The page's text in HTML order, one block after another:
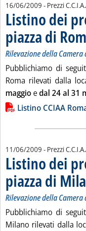
16/06/2009 - Prezzi
Listino dei
piazza di
Rilevazione della
Pubblichiamo di
Roma rilevati dalla
maggioedal 24 al 31
Lista allegati
Listino CCIAA
11/06/2009 - Prezzi
Listino dei
piazza di
Rilevazione della
Pubblichiamo di
Milano rilevati dalla